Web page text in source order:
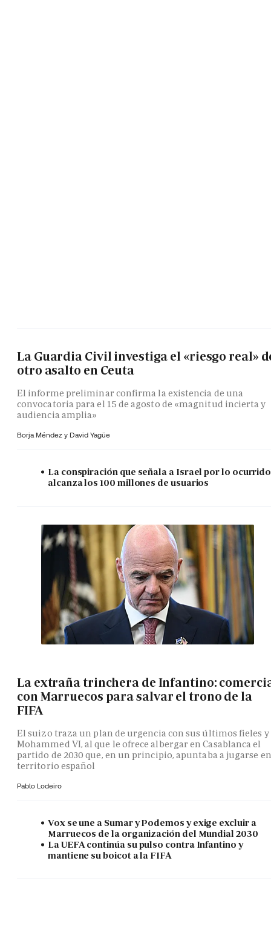
La Guardia Civil investiga el «riesgo real»
otro asalto en Ceuta
El informe preliminar confirma la existencia de una
convocatoria para el 15 de agosto de «magnitud incierta y
audiencia amplia»
Borja Méndez y David Yagüe
La conspiración que señala a Israel por lo ocurrido
alcanza los 100 millones de usuarios
La extraña trinchera de Infantino:
con Marruecos para salvar el trono de la
FIFA
El suizo traza un plan de urgencia con sus últimos fieles y
Mohammed VI, al que le ofrece albergar en Casablanca el
partido de 2030 que, en un principio, apuntaba a jugarse en
territorio español
Pablo Lodeiro
Vox se une a Sumar y Podemos y exige excluir a
Marruecos de la organización del Mundial 2030
La UEFA continúa su pulso contra Infantino y
mantiene su boicot a la FIFA